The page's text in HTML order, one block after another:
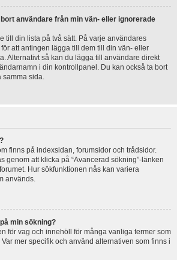
användare från min vän- eller ignorerade
till din lista på två sätt. På varje användares
att antingen lägga till dem till din vän- eller
Alternativt så kan du lägga till användare direkt
i din kontrollpanel. Du kan också ta bort
samma sida.
finns på indexsidan, forumsidor och trådsidor.
genom att klicka på “Avancerad sökning”-länken
Hur sökfunktionen nås kan variera
används.
min sökning?
för vag och innehöll för många vanliga termer som
mer specifik och använd alternativen som finns i